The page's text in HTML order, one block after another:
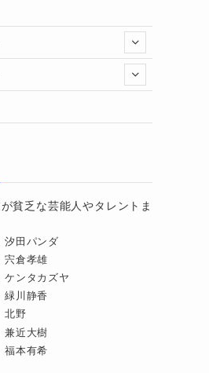
貧乏な芸能人やタレントま
汐田パンダ
宍倉孝雄
ケンタカズヤ
緑川静香
北野
兼近大樹
福本有希